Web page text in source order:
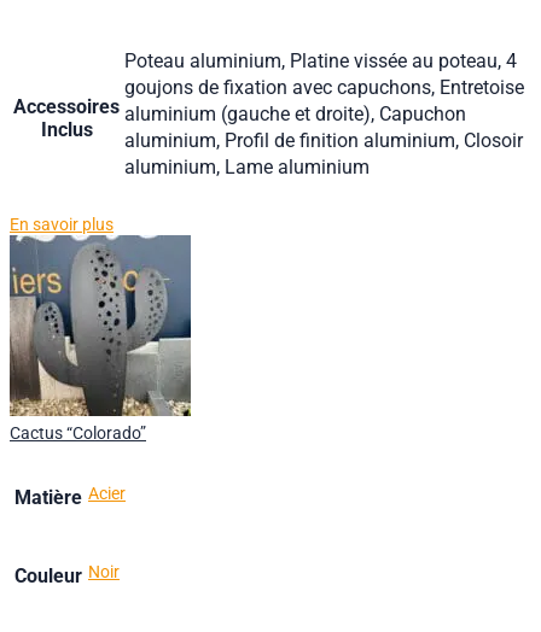
Accessoires
Inclus
Poteau aluminium, Platine vissée au poteau, 4
goujons de fixation avec capuchons, Entretoise
aluminium (gauche et droite), Capuchon
aluminium, Profil de finition aluminium, Closoir
aluminium, Lame aluminium
En savoir plus
Cactus “Colorado”
Matière Acier
Couleur Noir